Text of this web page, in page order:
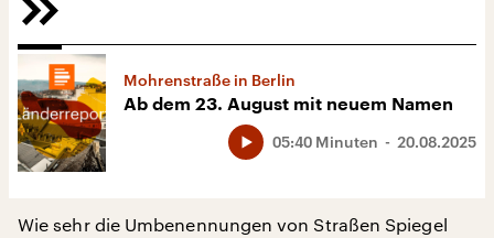
Mohrenstraße in Berlin
Ab dem 23. August mit neuem Namen
20.08.2025
05:40 Minuten
Wie sehr die Umbenennungen von Straßen Spiegel